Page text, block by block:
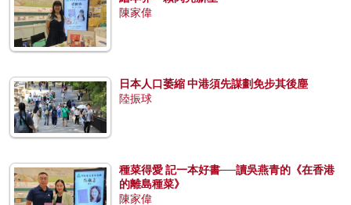
陳家偉
日本人口萎縮 中港須先謀劃免步其後塵
陸振球
種菜得愛 記一本好書──讀吳燕青的《在香港
的離島種菜》
陳家偉